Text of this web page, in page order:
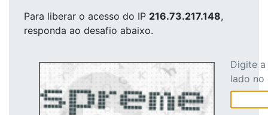
Para liberar o acesso do IP 216.73.217.148,
responda ao desafio abaixo.
Digite
lado no